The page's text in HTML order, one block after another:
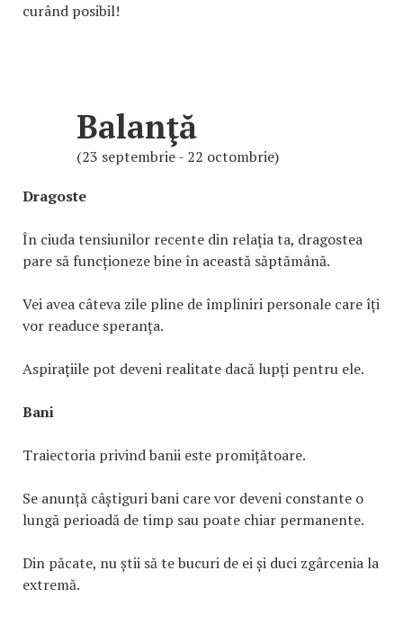
curând posibil!
Balanţă
(23 septembrie - 22 octombrie)
Dragoste
În ciuda tensiunilor recente din relația ta, dragostea
pare să funcționeze bine în această săptămână.
Vei avea câteva zile pline de împliniri personale care îți
vor readuce speranța.
Aspirațiile pot deveni realitate dacă lupți pentru ele.
Bani
Traiectoria privind banii este promițătoare.
Se anunță câștiguri bani care vor deveni constante o
lungă perioadă de timp sau poate chiar permanente.
Din păcate, nu știi să te bucuri de ei și duci zgârcenia la
extremă.